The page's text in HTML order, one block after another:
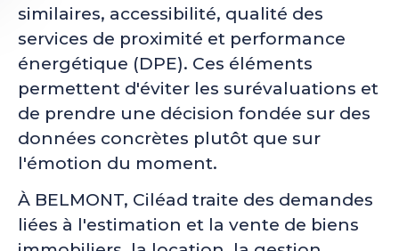
similaires, accessibilité, qualité des
services de proximité et performance
énergétique (DPE). Ces éléments
permettent d'éviter les surévaluations et
de prendre une décision fondée sur des
données concrètes plutôt que sur
l'émotion du moment.
À BELMONT, Ciléad traite des demandes
liées à l'estimation et la vente de biens